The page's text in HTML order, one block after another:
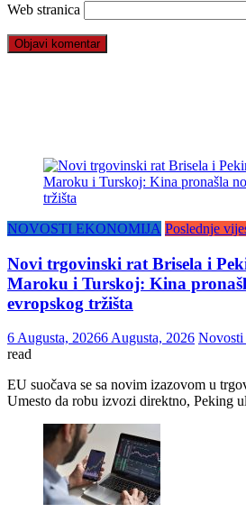
Web stranica
NOVOSTI EKONOMIJA Poslednje
Novi trgovinski rat Brisela i
Maroku i Turskoj: Kina
evropskog tržišta
6 Augusta, 20266 Augusta, 2026 Novosti
read
EU suočava se sa novim izazovom u
Umesto da robu izvozi direktno, Peking